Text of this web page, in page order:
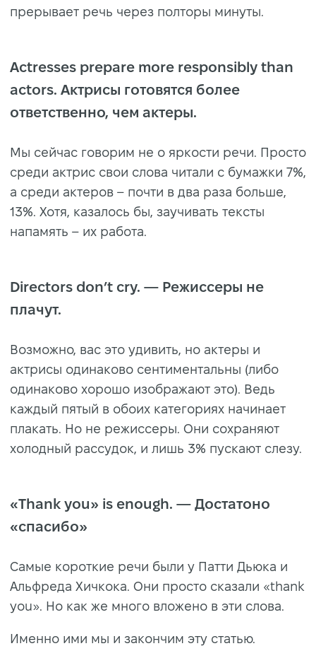
прерывает речь через полторы минуты.
Actresses prepare more responsibly than
actors. Актрисы готовятся более
ответственно, чем актеры.
Мы сейчас говорим не о яркости речи. Просто
среди актрис свои слова читали с бумажки 7%,
а среди актеров – почти в два раза больше,
13%. Хотя, казалось бы, заучивать тексты
напамять – их работа.
Directors don’t cry. — Режиссеры не
плачут.
Возможно, вас это удивить, но актеры и
актрисы одинаково сентиментальны (либо
одинаково хорошо изображают это). Ведь
каждый пятый в обоих категориях начинает
плакать. Но не режиссеры. Они сохраняют
холодный рассудок, и лишь 3% пускают слезу.
«Thank you» is enough. — Достатоно
«спасибо»
Самые короткие речи были у Патти Дьюка и
Альфреда Хичкока. Они просто сказали «thank
you». Но как же много вложено в эти слова.
Именно ими мы и закончим эту статью.